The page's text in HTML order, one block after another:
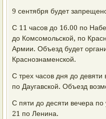
9 сентября будет
С 11 часов до 16.00 по
до Комсомольской, по
Армии. Объезд будет
Краснознаменской.
С трех часов дня до
по Даугавской. Объезд
С пяти до десяти вечера
21 по Ленина.